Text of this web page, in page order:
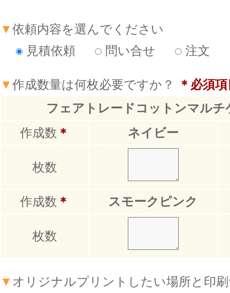
▼依頼内容を選んでください
見積依頼
問い合せ 注文
▼作成数量は何枚必要ですか？
＊必須
フェアトレードコットンマル
作成数＊ ネイビー
枚数
作成数＊ スモークピンク
枚数
▼ オリジナルプリントしたい場所と印